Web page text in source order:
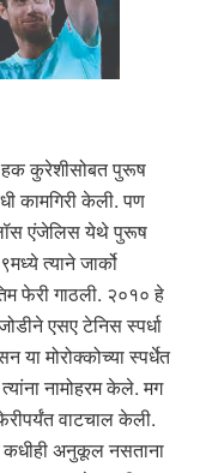
हक कुरेशीसोबत पुरूष
कामगिरी केली. पण
लॉस एंजेलिस येथे पुरूष
त्याने जार्को
फेरी गाठली. २०१० हे
एसए टेनिस स्पर्धा
या मोरोक्कोच्या स्पर्धेत
नामोहरम केले. मग
वाटचाल केली.
कधीही अनुकूल नसताना